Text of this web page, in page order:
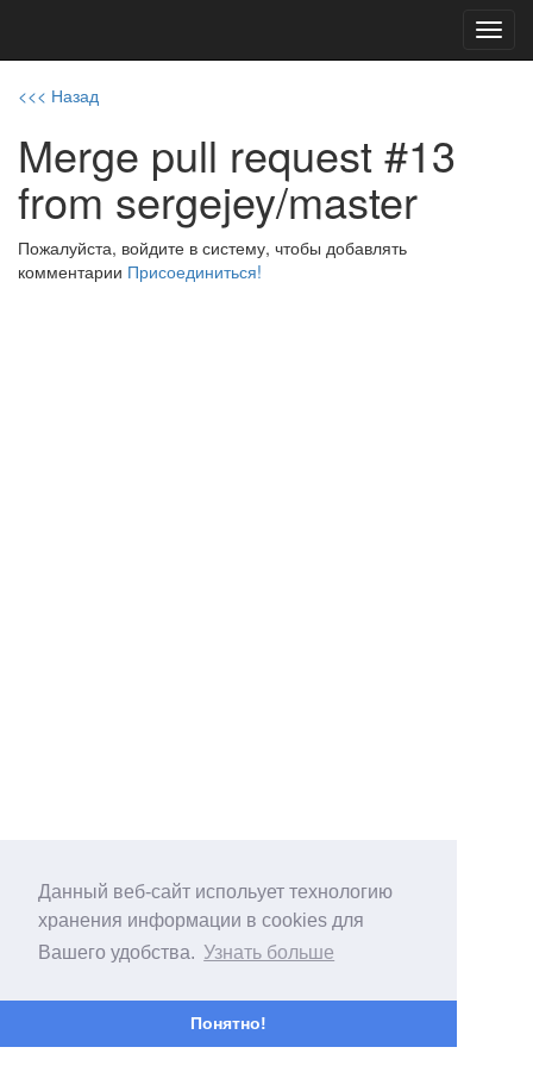
Данный веб-сайт испольует технологию
хранения информации в cookies для
Вашего удобства. Узнать больше
Понятно!
<<< Назад
Merge pull request #13
from sergejey/master
Пожалуйста, войдите в систему, чтобы добавлять
комментарии Присоединиться!